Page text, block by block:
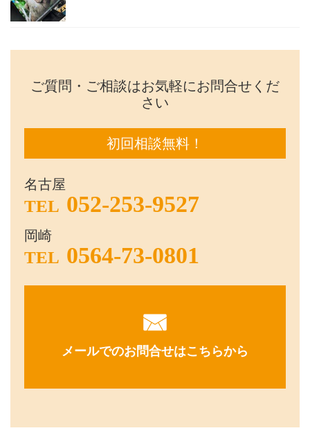
ご質問・ご相談はお気軽にお問合せくだ
さい
初回相談無料！
名古屋
TEL 052-253-9527
岡崎
TEL 0564-73-0801
メールでのお問合せはこちらから